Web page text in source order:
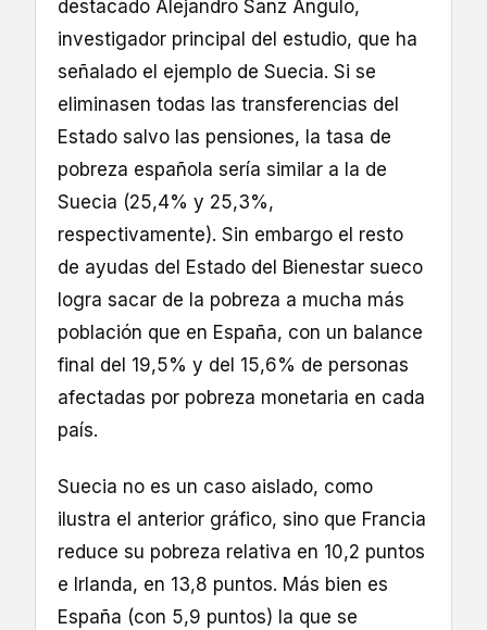
destacado Alejandro Sanz Angulo,
investigador principal del estudio, que ha
señalado el ejemplo de Suecia. Si se
eliminasen todas las transferencias del
Estado salvo las pensiones, la tasa de
pobreza española sería similar a la de
Suecia (25,4% y 25,3%,
respectivamente). Sin embargo el resto
de ayudas del Estado del Bienestar sueco
logra sacar de la pobreza a mucha más
población que en España, con un balance
final del 19,5% y del 15,6% de personas
afectadas por pobreza monetaria en cada
país.
Suecia no es un caso aislado, como
ilustra el anterior gráfico, sino que Francia
reduce su pobreza relativa en 10,2 puntos
e Irlanda, en 13,8 puntos. Más bien es
España (con 5,9 puntos) la que se